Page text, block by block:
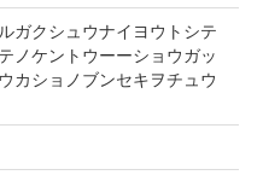
ガクシュウナイヨウトシテ
ノケントウーーショウガッ
カショノブンセキヲチュウ